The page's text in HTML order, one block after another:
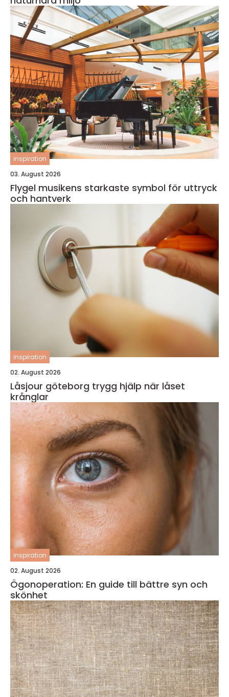
inspiration
03. August 2026
Flygel musikens starkaste symbol för uttryck
och hantverk
inspiration
02. August 2026
Låsjour göteborg trygg hjälp när låset
krånglar
inspiration
02. August 2026
Ögonoperation: En guide till bättre syn och
skönhet